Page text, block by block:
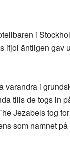
i
ifjol äntligen gav
i
tills de togs in
Jezabels tog
som namnet